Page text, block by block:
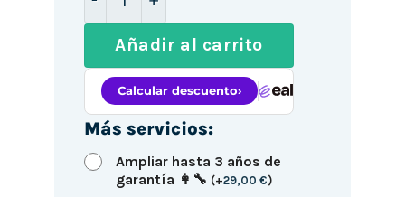
Añadir al carrito
Más servicios:
Ampliar hasta 3 años de
garantía 👩‍🔧 (+29,00 €)